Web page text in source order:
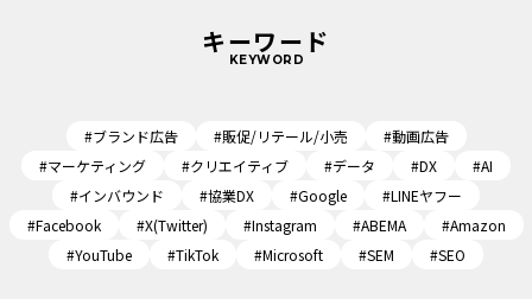
キーワード
KEYWORD
#ブランド広告 #販促/リテール/小売
#動画広告
#マーケティング
#クリエイティブ #データ #DX
#AI
#インバウンド
#協業DX #Google
#LINEヤフー
#Facebook
#X(Twitter) #Instagram #ABEMA
#Amazon
#YouTube
#TikTok #Microsoft #SEM #SEO